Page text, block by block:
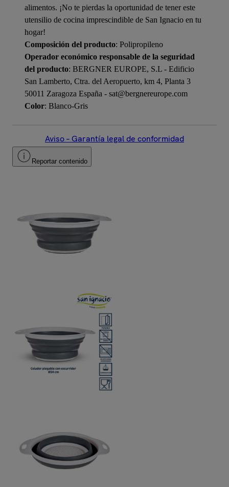
alimentos. ¡No te pierdas la oportunidad de tener este
utensilio de cocina imprescindible de San Ignacio en tu
hogar!
Composición del producto: Polipropileno
Operador económico responsable de la seguridad
del producto: BERGNER EUROPE, S.L - Edificio
San Lamberto, Ctra. del Aeropuerto, km 4, Planta 3
50011 Zaragoza España - sat@bergnereurope.com
Color: Blanco-Gris
Aviso – Garantía legal de conformidad
Reportar contenido